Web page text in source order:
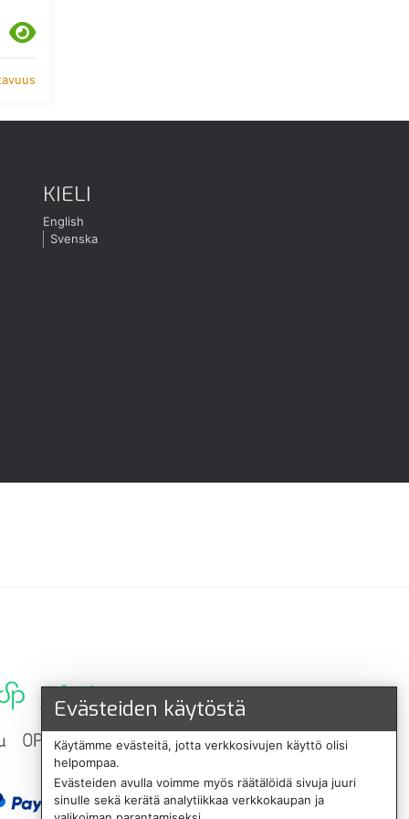
KIELI
English
Svenska
Evästeiden käytöstä
Käytämme evästeitä, jotta verkkosivujen käyttö olisi
helpompaa.
Evästeiden avulla voimme myös räätälöidä sivuja juuri
sinulle sekä kerätä analytiikkaa verkkokaupan ja